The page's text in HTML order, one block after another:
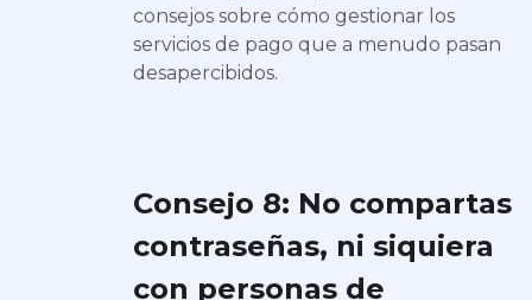
consejos sobre cómo gestionar los
servicios de pago que a menudo pasan
desapercibidos.
Consejo 8: No compartas
contraseñas, ni siquiera
con personas de